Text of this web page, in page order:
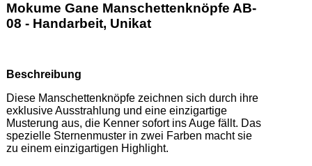
Mokume Gane Manschettenknöpfe AB-
08 - Handarbeit, Unikat
Beschreibung
Diese Manschettenknöpfe zeichnen sich durch ihre
exklusive Ausstrahlung und eine einzigartige
Musterung aus, die Kenner sofort ins Auge fällt. Das
spezielle Sternenmuster in zwei Farben macht sie
zu einem einzigartigen Highlight.